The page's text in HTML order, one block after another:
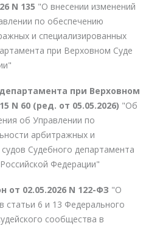
N 135 "О внесении изменений
по обеспечению
и специализированных
при Верховном Суде
при Верховном
N 60 (ред. от 05.05.2026) "Об
об Управлении по
арбитражных и
Судебного департамента
Федерации"
02.05.2026 N 122-ФЗ "О
статьи 6 и 13 Федерального
сообщества в